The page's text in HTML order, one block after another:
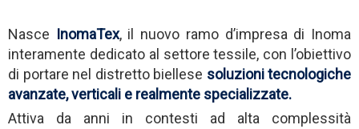
Nasce InomaTex, il nuovo ramo d’impresa di Inoma
interamente dedicato al settore tessile, con l’obiettivo
di portare nel distretto biellese soluzioni tecnologiche
avanzate, verticali e realmente specializzate.
Attiva da anni in contesti ad alta complessità